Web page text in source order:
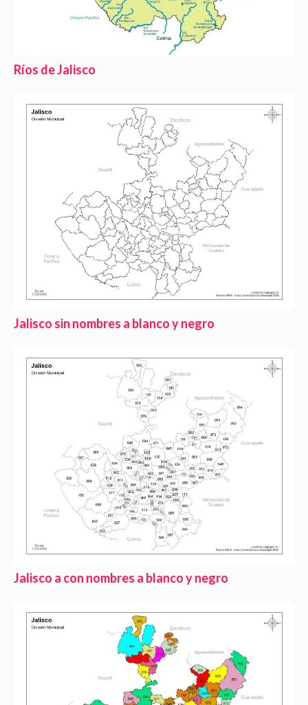
Ríos de Jalisco
Jalisco sin nombres a blanco y negro
Jalisco a con nombres a blanco y negro